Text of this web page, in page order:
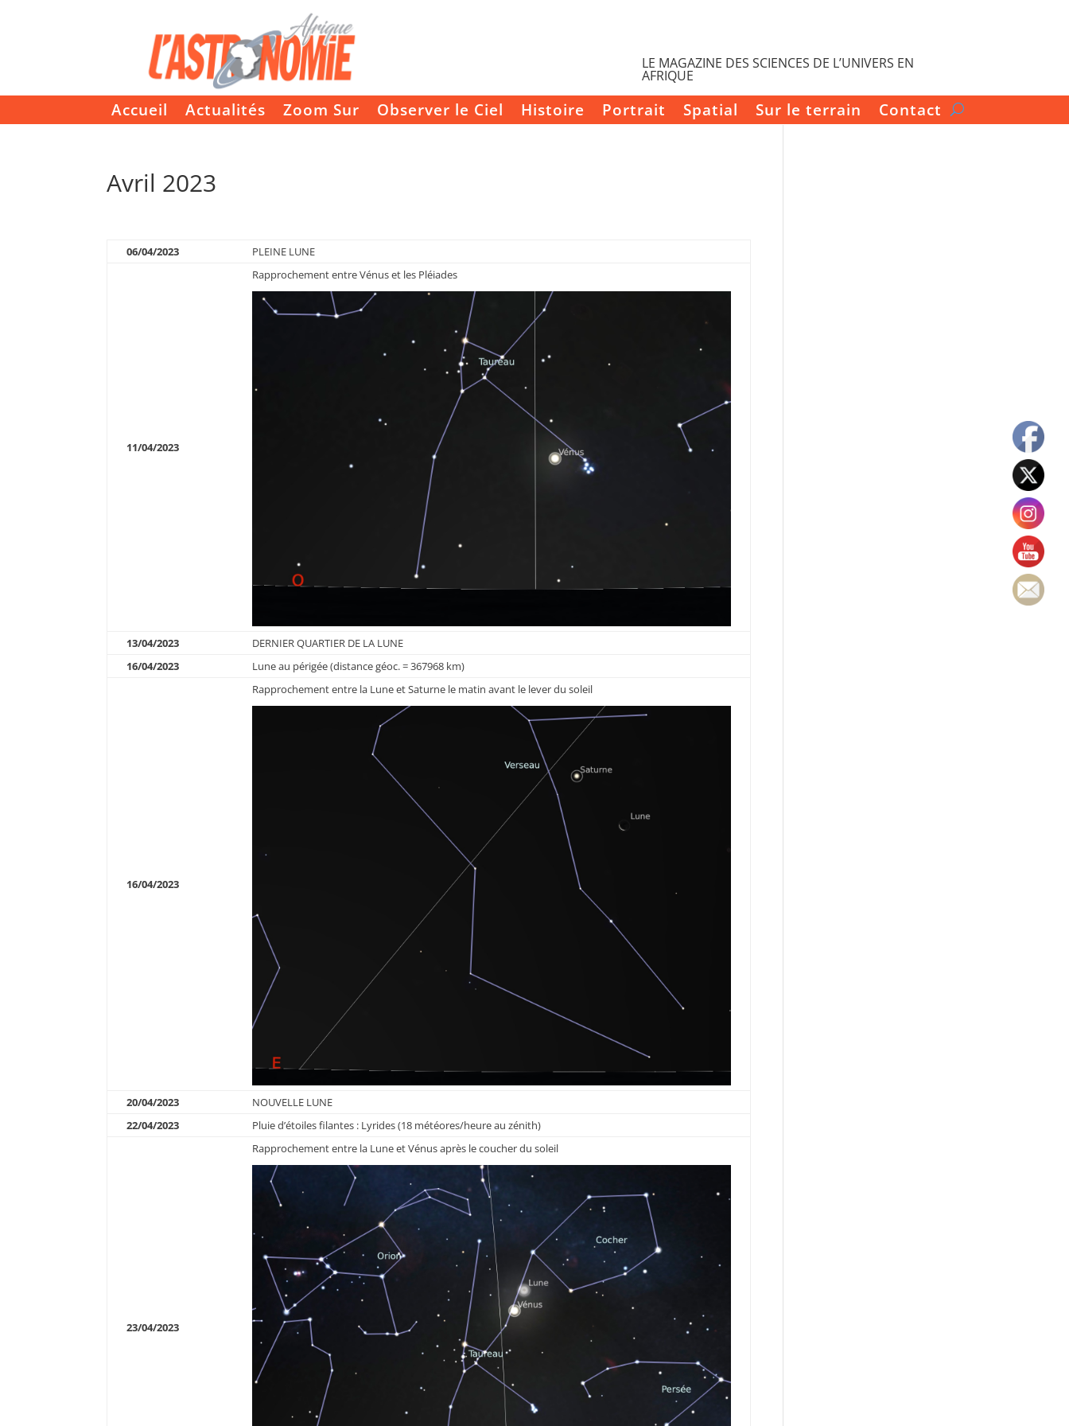
LE MAGAZINE DES SCIENCES DE L’UNIVERS EN
AFRIQUE
Accueil Actualités Zoom Sur Observer le Ciel Histoire Portrait Spatial Sur le terrain Contact
Avril 2023
06/04/2023 PLEINE LUNE
11/04/2023
Rapprochement entre Vénus et les Pléiades
13/04/2023
DERNIER QUARTIER DE LA LUNE
16/04/2023
Lune au périgée (distance géoc. = 367968 km)
16/04/2023
Rapprochement entre la Lune et Saturne le matin avant le lever du soleil
20/04/2023
NOUVELLE LUNE
22/04/2023
Pluie d’étoiles filantes : Lyrides (18 météores/heure au zénith)
23/04/2023
Rapprochement entre la Lune et Vénus après le coucher du soleil